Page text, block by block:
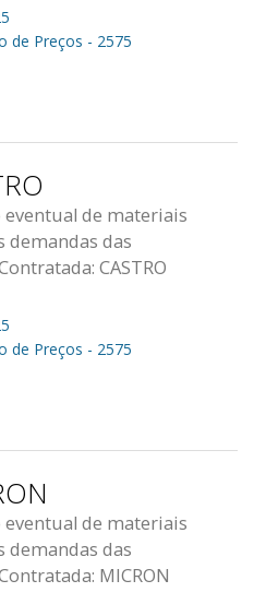
de Preços - 2575
de materiais
demandas das
CASTRO
de Preços - 2575
de materiais
demandas das
MICRON